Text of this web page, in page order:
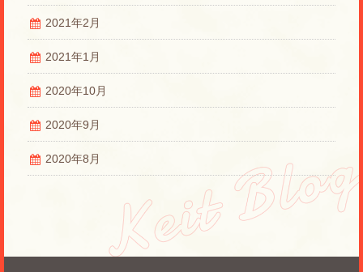
2021年2月
2021年1月
2020年10月
2020年9月
2020年8月